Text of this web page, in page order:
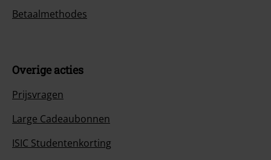
Betaalmethodes
Overige acties
Prijsvragen
Large Cadeaubonnen
ISIC Studentenkorting